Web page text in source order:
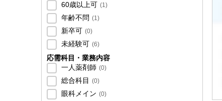
60歳以上可 (1)
年齢不問 (1)
新卒可 (0)
未経験可 (6)
応需科目・業務内容
一人薬剤師 (0)
総合科目 (0)
眼科メイン (0)